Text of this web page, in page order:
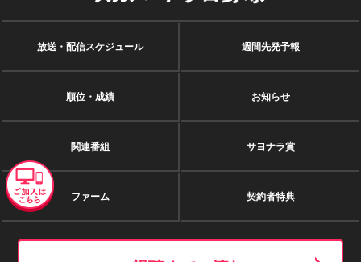
放送・配信スケジュール 週間先発予報
順位・成績 お知らせ
関連番組 サヨナラ賞
ファーム 契約者特典